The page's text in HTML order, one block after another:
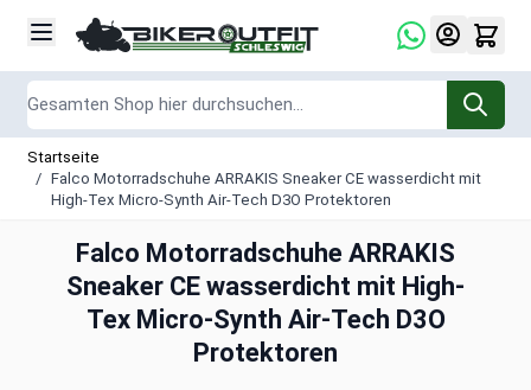
Startseite
/ Falco Motorradschuhe ARRAKIS Sneaker CE wasserdicht mit
High-Tex Micro-Synth Air-Tech D3O Protektoren
Falco Motorradschuhe ARRAKIS
Sneaker CE wasserdicht mit High-
Tex Micro-Synth Air-Tech D3O
Protektoren